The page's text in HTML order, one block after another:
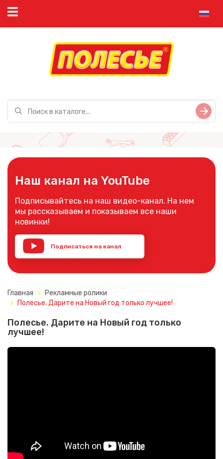
Наш канал на YouTube
Подписывайтесь на наш видео-канал. На нем
мы рассказываем и показываем все наши
новинки!
Подписаться на канал
Главная
Рекламные ролики
Полесье. Дарите на Новый год только лучшее!
Полесье. Дарите на Новый год только
лучшее!